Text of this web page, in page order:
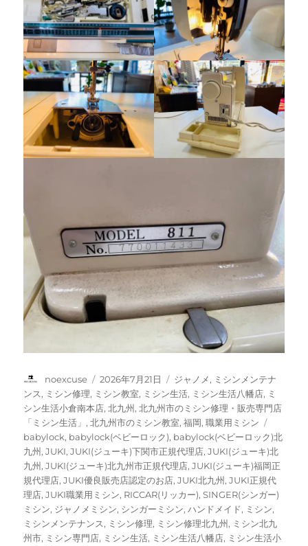
投
稿
者
noexcuse
投
稿
日:
2026年7月21日
カ
テ
ゴ
リ
ー
ジャノメ, ミシンメンテナ
ンス, ミシン修理, ミシン教室, ミシン生活, ミシン生活八幡店, ミ
シン生活小倉南本店,北九州,北九州市のミシン修理・販売専門店
「ミシン生活」,北九州市のミシン教室,福岡,職業用ミシン
グ
babylock, babylock(ベビーロック), babylock(ベビーロック)北
九州,JUKI,JUKI(ジューキ)下関市正規代理店,JUKI(ジューキ)北
九州,JUKI(ジューキ)北九州市正規代理店,JUKI(ジューキ)福岡正
規代理店,JUKI優良販売店認定のお店,JUKI北九州,JUKI正規代
理店,JUKI職業用ミシン, RICCAR(リッカー),SINGER(シンガー)
ミシン, ジャノメミシン, シンガーミシン,ハンドメイド, ミシン,
ミシンメンテナンス, ミシン修理, ミシン修理北九州, ミシン北九
州市, ミシン専門店, ミシン生活, ミシン生活八幡店, ミシン生活小